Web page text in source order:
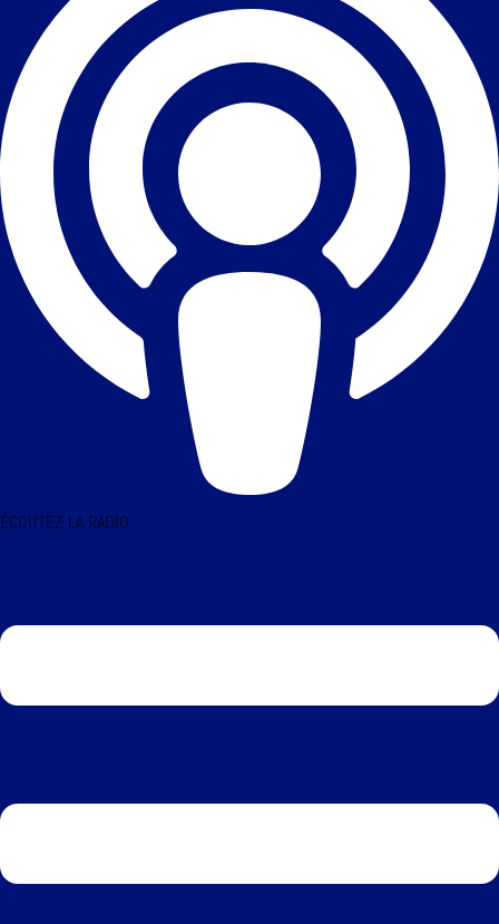
ÉCOUTEZ LA RADIO